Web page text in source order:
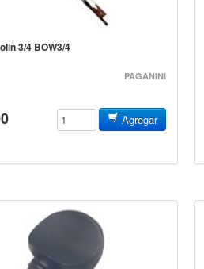
Violin 3/4 BOW3/4
PAGANINI
Agregar